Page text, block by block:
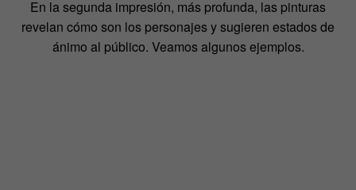
En la segunda impresión, más profunda, las pinturas
revelan cómo son los personajes y sugieren estados de
ánimo al público. Veamos algunos ejemplos.